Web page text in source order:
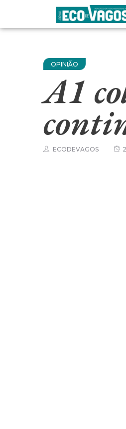
OPINIÃO
A1
ECODEVAGOS